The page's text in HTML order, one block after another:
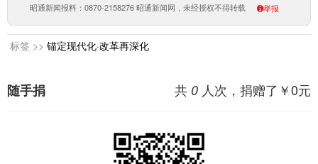
昭通新闻报料：0870-2158276 昭通新闻网，未经授权不得转载 举报
标签 >> 锚定现代化·改革再深化
共 0 人次，捐赠了￥0元
随手捐